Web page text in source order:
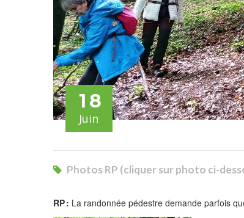
18
Juin
Photos RP (cliquer sur photo ci-
RP : La randonnée pédestre demande parfois